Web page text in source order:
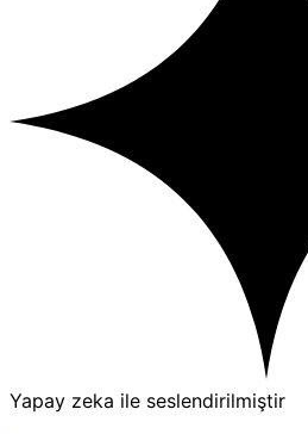
Yapay zeka ile seslendirilmiştir